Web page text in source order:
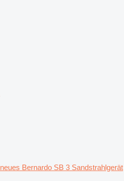
neues Bernardo SB 3 Sandstrahlgerät